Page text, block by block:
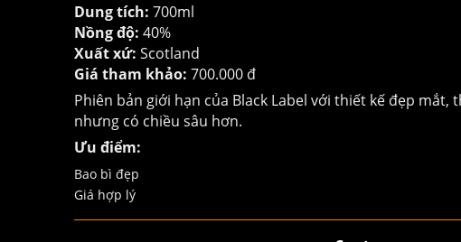
Dung tích: 700ml
Nồng độ: 40%
Xuất xứ: Scotland
Giá tham khảo: 700.000 đ
Phiên bản giới hạn của Black Label với thiết kế đẹp
nhưng có chiều sâu hơn.
Ưu điểm:
Bao bì đẹp
Giá hợp lý